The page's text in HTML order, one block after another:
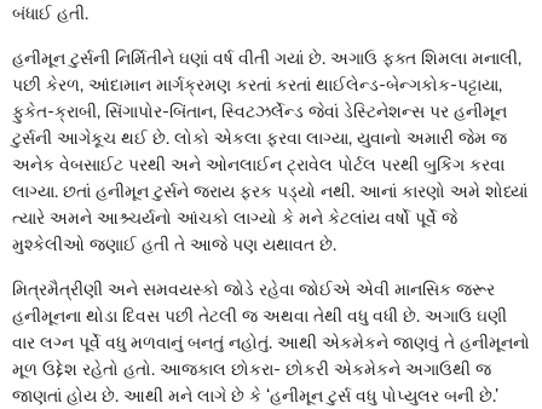
બંધાઈ હતી.
હનીમૂન ટુર્સની નિર્મિતીને ઘણાં વર્ષ વીતી ગયાં છે. અગાઉ ફક્ત શિમલા મનાલી,
પછી કેરળ, આંદામાન માર્ગક્રમણ કરતાં કરતાં થાઈલેન્ડ-બેન્ગકોક-પટ્ટાયા,
ફુકેત-ક્રાબી, સિંગાપોર-બિંતાન, સ્વિટઝર્લેન્ડ જેવાં ડેસ્ટિનેશન્સ પર હનીમૂન
ટુર્સની આગેકૂચ થઈ છે. લોકો એકલા ફરવા લાગ્યા, યુવાનો અમારી જેમ જ
અનેક વેબસાઈટ પરથી અને ઓનલાઈન ટ્રાવેલ પોર્ટલ પરથી બુકિંગ કરવા
લાગ્યા. છતાં હનીમૂન ટુર્સને જરાય ફરક પડ્યો નથી. આનાં કારણો અમે શોધ્યાં
ત્યારે અમને આશ્ર્ચર્યનો આંચકો લાગ્યો કે મને કેટલાંય વર્ષો પૂર્વે જે
મુશ્કેલીઓ જણાઈ હતી તે આજે પણ યથાવત છે.
મિત્રમૈત્રીણી અને સમવયસ્કો જોડે રહેવા જોઈએ એવી માનસિક જરૂર
હનીમૂનના થોડા દિવસ પછી તેટલી જ અથવા તેથી વધુ વધી છે. અગાઉ ઘણી
વાર લગ્ન પૂર્વે વધુ મળવાનું બનતું નહોતું. આથી એકમેકને જાણવું તે હનીમૂનનો
મૂળ ઉદ્દેશ રહેતો હતો. આજકાલ છોકરા- છોકરી એકમેકને અગાઉથી જ
જાણતાં હોય છે. આથી મને લાગે છે કે ‘હનીમૂન ટુર્સ વધુ પોપ્યુલર બની છે.’